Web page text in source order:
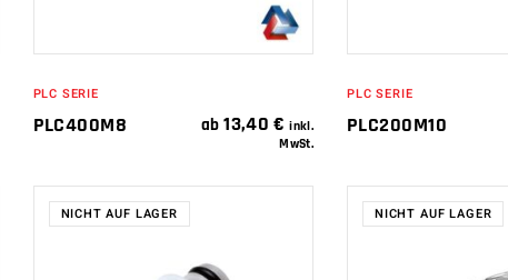
PLC SERIE
PLC400M8 ab13,40€ inkl.
MwSt.
PLC SERIE
PLC200M10
NICHT AUF LAGER NICHT AUF LAGER